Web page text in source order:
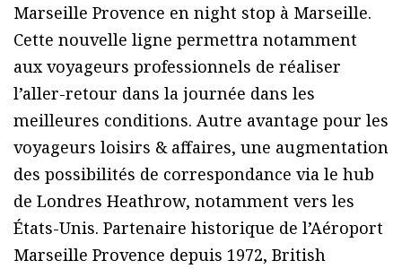
Marseille Provence en night stop à Marseille.
Cette nouvelle ligne permettra notamment
aux voyageurs professionnels de réaliser
l’aller-retour dans la journée dans les
meilleures conditions. Autre avantage pour les
voyageurs loisirs & affaires, une augmentation
des possibilités de correspondance via le hub
de Londres Heathrow, notamment vers les
États-Unis. Partenaire historique de l’Aéroport
Marseille Provence depuis 1972, British